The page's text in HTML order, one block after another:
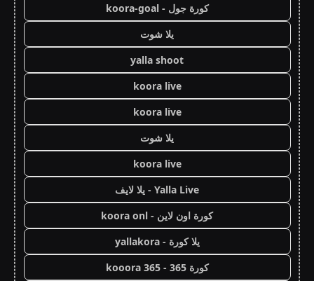
كورة جول - koora-goal
يلا شوت
yalla shoot
koora live
koora live
يلا شوت
koora live
Yalla Live - يلا لايف
كورة اون لاين - koora onl
يلا كورة - yallakora
كورة 365 - kooora 365